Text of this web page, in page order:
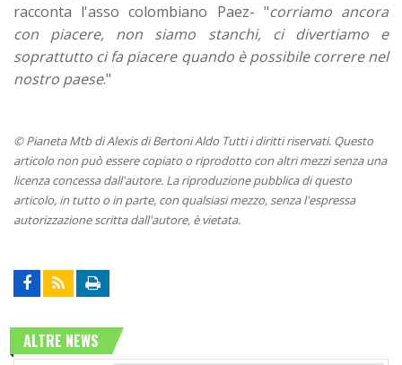
racconta l'asso colombiano Paez- "corriamo ancora
con piacere, non siamo stanchi, ci divertiamo e
soprattutto ci fa piacere quando è possibile correre nel
nostro paese."
© Pianeta Mtb di Alexis di Bertoni Aldo Tutti i diritti riservati. Questo
articolo non può essere copiato o riprodotto con altri mezzi senza una
licenza concessa dall'autore. La riproduzione pubblica di questo
articolo, in tutto o in parte, con qualsiasi mezzo, senza l'espressa
autorizzazione scritta dall'autore, è vietata.
ALTRE NEWS